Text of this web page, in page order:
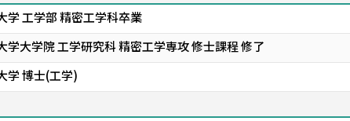
学 工学部 精密工学科卒業
学大学院 工学研究科 精密工学専攻 修士課程 修了
学 博士(工学)